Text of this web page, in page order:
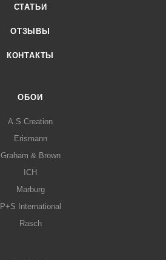
СТАТЬИ
ОТЗЫВЫ
КОНТАКТЫ
ОБОИ
A.S.Creation
Erismann
Graham & Brown
ICH
Marburg
P+S International
Rasch